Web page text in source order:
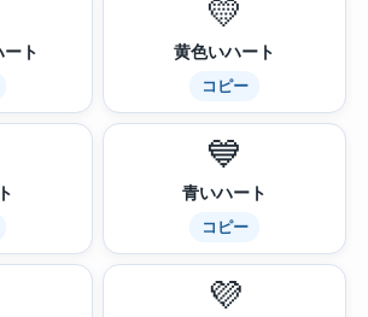
ト
💛
黄色いハート
コピー
💙
青いハート
コピー
💜